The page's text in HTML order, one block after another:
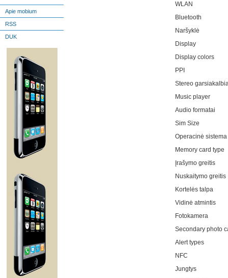
Apie mobium
RSS
DUK
WLAN
Bluetooth
Naršyklė
Display
Display colors
PPI
Stereo
Music player
Audio formatai
Sim Size
Operacinė sistema
Memory card type
Įrašymo greitis
Nuskaitymo greitis
Kortelės talpa
Vidinė atmintis
Fotokamera
Secondary photo
Alert types
NFC
Jungtys